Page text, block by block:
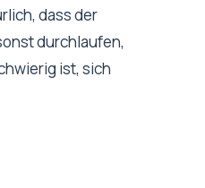
dass der
durchlaufen,
ist, sich